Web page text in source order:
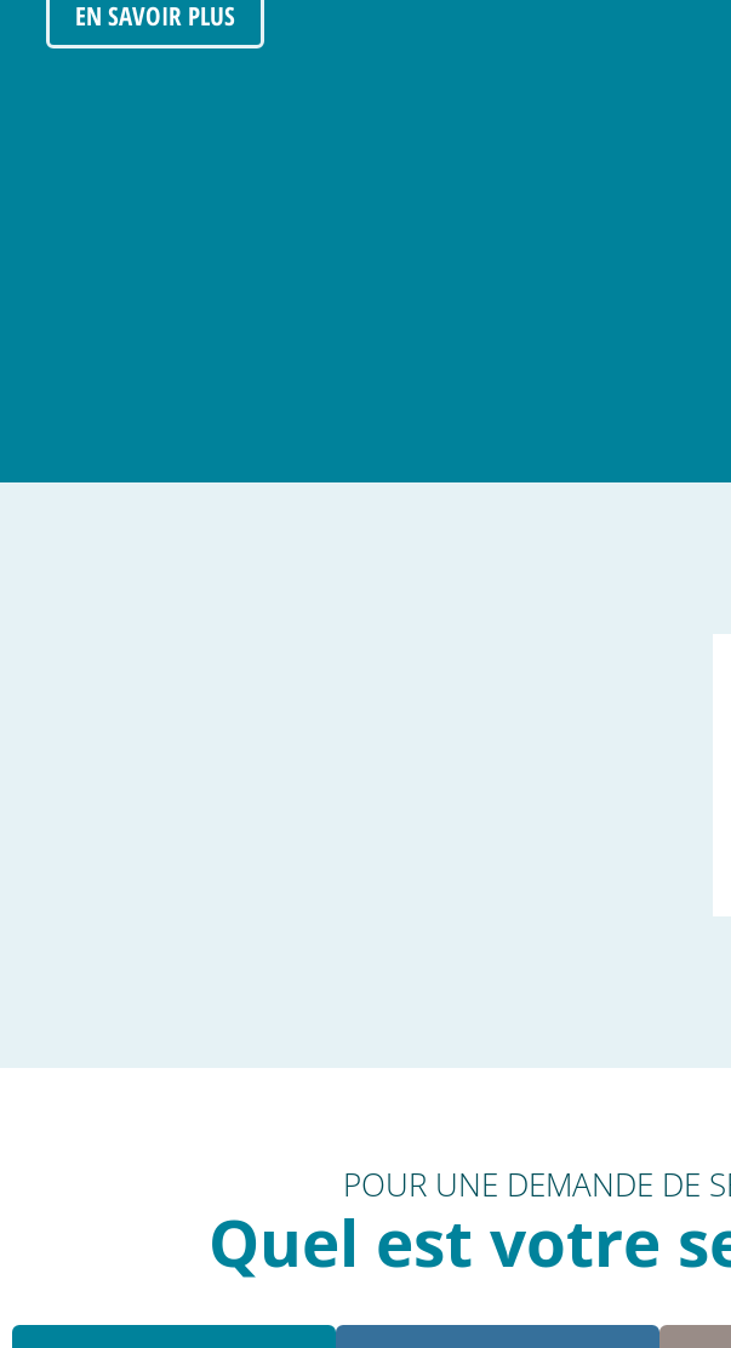
EN SAVOIR PLUS
POUR UNE DEMANDE DE
Quel est votre